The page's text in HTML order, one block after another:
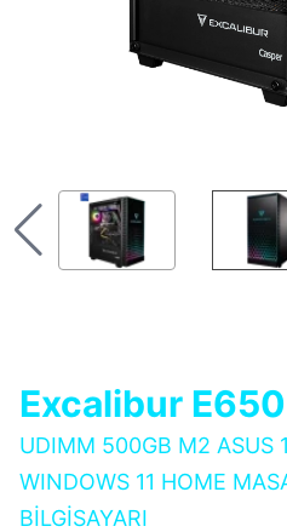
Excalibur E650
UDIMM 500GB M2 ASUS
WINDOWS 11 HOME
BİLGİSAYARI